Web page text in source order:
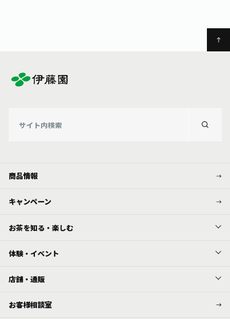
商品情報
キャンペーン
お茶を知る・楽しむ
体験・イベント
店舗・通販
お客様相談室